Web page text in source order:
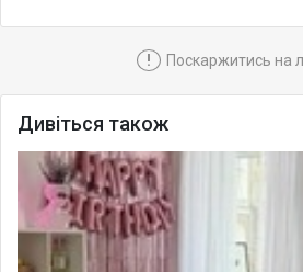
! Поскаржитись на
Дивіться також